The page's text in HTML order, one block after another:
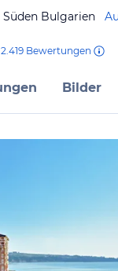
Bulgarien
2.419 Bewertungen
Bilder